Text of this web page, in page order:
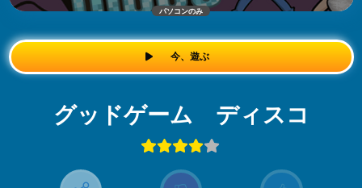
パソコンのみ
今、遊ぶ
グッドゲーム ディスコ